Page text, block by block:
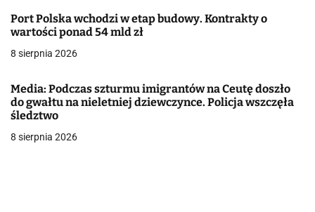
a
w
i
s
u
Port Polska wchodzi w etap budowy. Kontrakty o
wartości ponad 54 mld zł
8 sierpnia 2026
Media: Podczas szturmu imigrantów na Ceutę doszło
do gwałtu na nieletniej dziewczynce. Policja wszczęła
śledztwo
8 sierpnia 2026